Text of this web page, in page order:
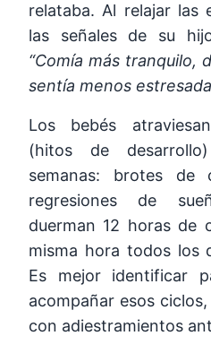
relataba. Al relajar las
las señales de su
“Comía más tranquilo,
sentía menos
Los bebés
(hitos de
semanas: brotes de
regresiones de
duerman 12 horas de
misma hora todos los
Es mejor identificar
acompañar esos
con adiestramientos